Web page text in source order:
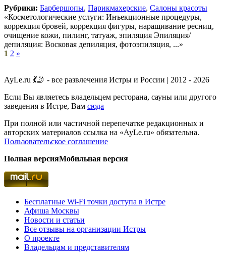
Рубрики: Барбершопы, Парикмахерские, Салоны красоты
«Косметологические услуги: Инъекционные процедуры,
коррекция бровей, коррекция фигуры, наращивание ресниц,
очищение кожи, пилинг, татуаж, эпиляция Эпиляция/
депиляция: Восковая депиляция, фотоэпиляция, ...»
1 2 »
AyLe.ru 💃🤳 - все развлечения Истры и России | 2012 - 2026
Если Вы являетесь владельцем ресторана, сауны или другого
заведения в Истре, Вам сюда
При полной или частичной перепечатке редакционных и
авторских материалов ссылка на «AyLe.ru» обязательна.
Пользовательское соглашение
Полная версияМобильная версия
Бесплатные Wi-Fi точки доступа в Истре
Афиша Москвы
Новости и статьи
Все отзывы на организации Истры
О проекте
Владельцам и представителям